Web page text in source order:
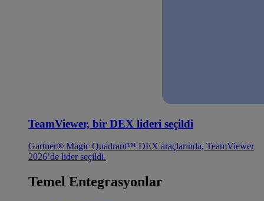
TeamViewer, bir DEX lideri seçildi
Gartner® Magic Quadrant™ DEX araçlarında, TeamViewer
2026’de lider seçildi.
Temel Entegrasyonlar